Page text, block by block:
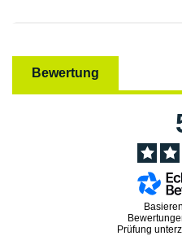
Bewertung
Prüfung